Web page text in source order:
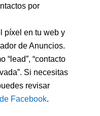
por
píxel en tu web y
de Anuncios.
“lead”, “contacto
Si necesitas
revisar
Facebook.